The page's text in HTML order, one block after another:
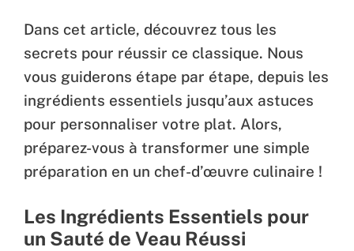
Dans cet article, découvrez tous les
secrets pour réussir ce classique. Nous
vous guiderons étape par étape, depuis les
ingrédients essentiels jusqu’aux astuces
pour personnaliser votre plat. Alors,
préparez-vous à transformer une simple
préparation en un chef-d’œuvre culinaire !
Les Ingrédients Essentiels pour
un Sauté de Veau Réussi